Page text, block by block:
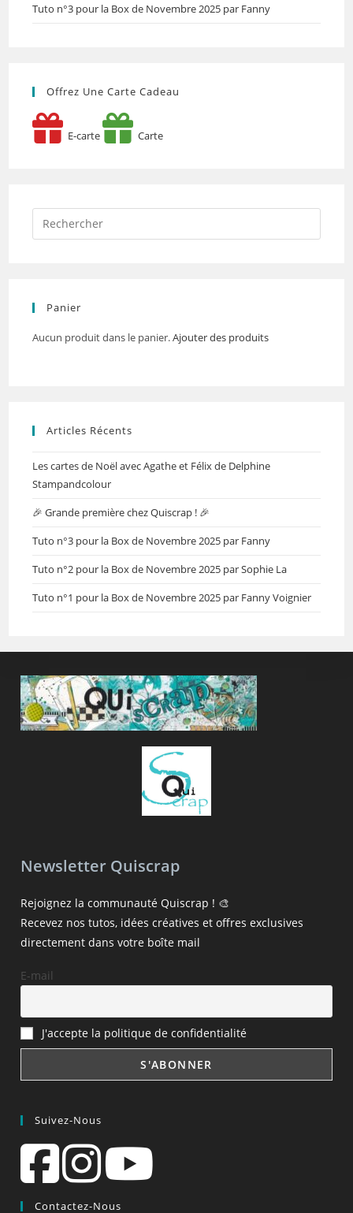
Tuto n°3 pour la Box de Novembre 2025 par Fanny
Offrez Une Carte Cadeau
E-carte Carte
Panier
Aucun produit dans le panier.Ajouter des produits
Articles Récents
Les cartes de Noël avec Agathe et Félix de Delphine
Stampandcolour
🎉 Grande première chez Quiscrap ! 🎉
Tuto n°3 pour la Box de Novembre 2025 par Fanny
Tuto n°2 pour la Box de Novembre 2025 par Sophie La
Tuto n°1 pour la Box de Novembre 2025 par Fanny Voignier
Newsletter Quiscrap
Rejoignez la communauté Quiscrap ! 🎨
Recevez nos tutos, idées créatives et offres exclusives
directement dans votre boîte mail
E-mail
J'accepte la politique de confidentialité
Suivez-Nous
Contactez-Nous